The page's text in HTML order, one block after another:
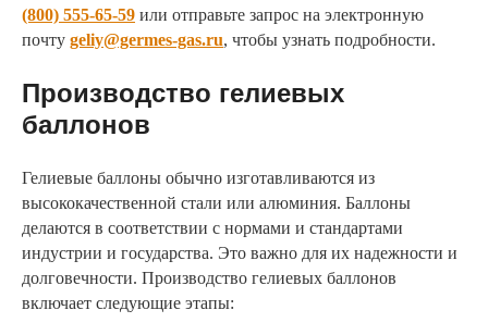
(800) 555-65-59 или отправьте запрос на электронную
почту geliy@germes-gas.ru, чтобы узнать подробности.
Производство гелиевых
баллонов
Гелиевые баллоны обычно изготавливаются из
высококачественной стали или алюминия. Баллоны
делаются в соответствии с нормами и стандартами
индустрии и государства. Это важно для их надежности и
долговечности. Производство гелиевых баллонов
включает следующие этапы: